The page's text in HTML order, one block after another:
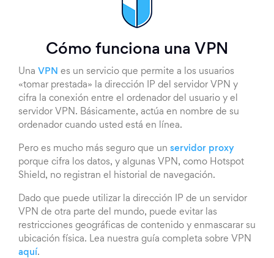
Cómo funciona una VPN
Una VPN es un servicio que permite a los usuarios
«tomar prestada» la dirección IP del servidor VPN y
cifra la conexión entre el ordenador del usuario y el
servidor VPN. Básicamente, actúa en nombre de su
ordenador cuando usted está en línea.
Pero es mucho más seguro que un servidor proxy
porque cifra los datos, y algunas VPN, como Hotspot
Shield, no registran el historial de navegación.
Dado que puede utilizar la dirección IP de un servidor
VPN de otra parte del mundo, puede evitar las
restricciones geográficas de contenido y enmascarar su
ubicación física. Lea nuestra guía completa sobre VPN
aquí.